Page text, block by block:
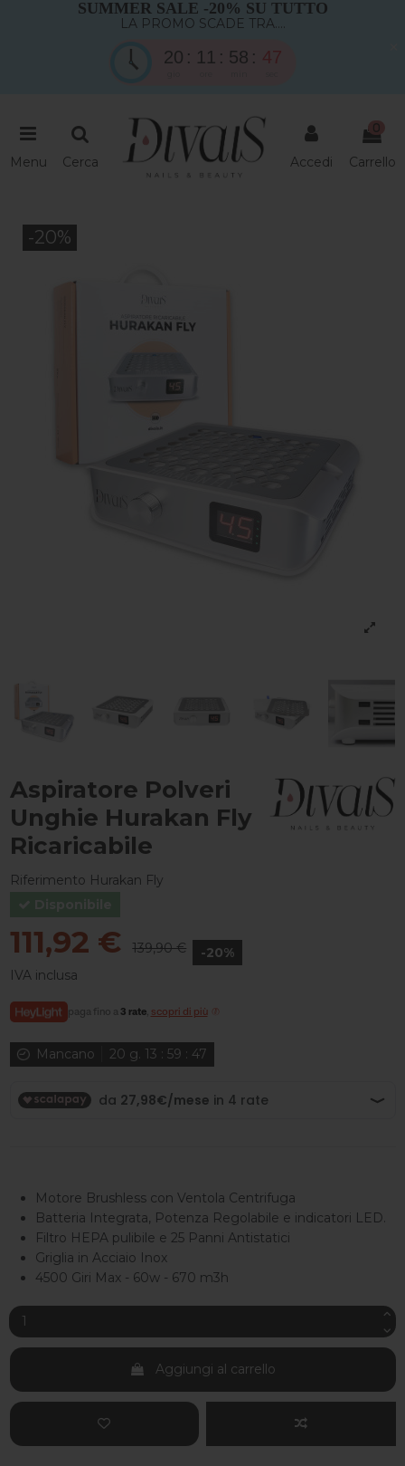
SUMMER SALE -20% SU TUTTO
LA PROMO SCADE TRA....
20 11 58 46
Menu Cerca Accedi
0
Carrello
-20%
Aspiratore Polveri
Unghie Hurakan Fly
Ricaricabile
Riferimento Hurakan Fly
111,92 € 139,90 €
-20%
IVA inclusa
paga fino a 3 rate, scopri di più
Mancano 20 g. 13 : 59 : 46
Motore Brushless con Ventola Centrifuga
Batteria Integrata, Potenza Regolabile e indicatori LED.
Filtro HEPA pulibile e 25 Panni Antistatici
Griglia in Acciaio Inox
4500 Giri Max - 60w - 670 m3h
Aggiungi al carrello